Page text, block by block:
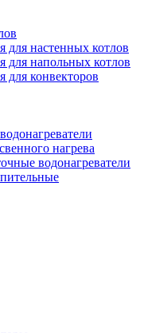
для настенных котлов
для напольных котлов
для конвекторов
нагрева
водонагреватели